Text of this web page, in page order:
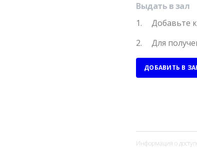
Выдать в зал
Добавьте
Для
ДОБАВИТЬ В
Информация о